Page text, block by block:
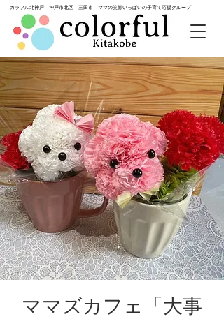
カラフル北神戸 神戸市北区 三田市 ママの笑顔いっぱいの子育て応援グループ
ママズカフェ「大事